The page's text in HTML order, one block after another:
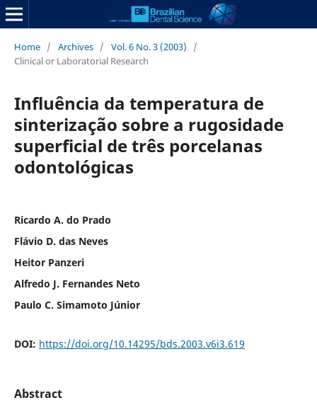
Home / Archives / Vol. 6 No. 3 (2003)
/
Clinical or Laboratorial Research
Influência da temperatura de
sinterização sobre a rugosidade
superficial de três porcelanas
odontológicas
Ricardo A. do Prado
Flávio D. das Neves
Heitor Panzeri
Alfredo J. Fernandes Neto
Paulo C. Simamoto Júnior
DOI: https://doi.org/10.14295/bds.2003.v6i3.619
Abstract